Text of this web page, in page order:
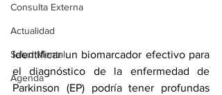
Consulta Externa
Actualidad
Salud Mental
Agenda
Identificar un biomarcador efectivo para
el diagnóstico de la enfermedad de
Parkinson (EP) podría tener profundas